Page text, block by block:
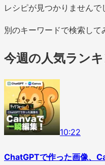
レシピが見つかりませんで
別のキーワードで検索して
今週の人気ラン
10:22
ChatGPTで作った画像、